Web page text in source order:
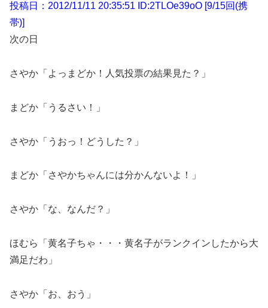
投稿日：2012/11/11 20:35:51 ID:2TLOe39oO [9/15回(携
帯)]
次の日
さやか「よっまどか！人気投票の結果見た？」
まどか「うるさい！」
さやか「うおっ！どうした？」
まどか「さやかちゃんには分かんないよ！」
さやか「な、なんだ？」
ほむら「黄名子ちゃ・・・黄名子がランクインしたから大
満足だわ」
さやか「お、おう」